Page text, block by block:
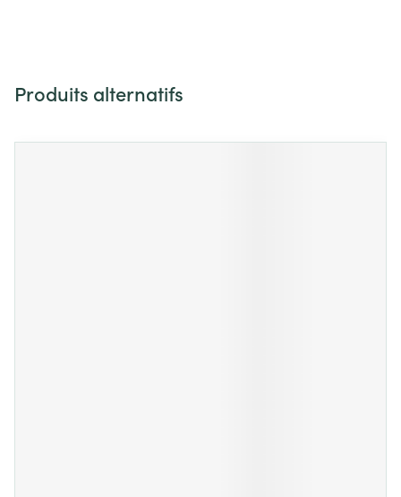
Produits alternatifs